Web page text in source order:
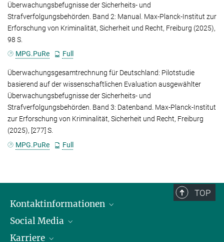
Überwachungsbefugnisse der Sicherheits- und
Strafverfolgungsbehörden. Band 2: Manual. Max-Planck-Institut zur
Erforschung von Kriminalität, Sicherheit und Recht, Freiburg (2025),
98 S.
MPG.PuRe
Full
Überwachungsgesamtrechnung für Deutschland: Pilotstudie
basierend auf der wissenschaftlichen Evaluation ausgewählter
Überwachungsbefugnisse der Sicherheits- und
Strafverfolgungsbehörden. Band 3: Datenband. Max-Planck-Institut
zur Erforschung von Kriminalität, Sicherheit und Recht, Freiburg
(2025), [277] S.
MPG.PuRe
Full
TOP
Kontaktinformationen
Öffnungszeiten & Anfahrt
Ansprechpersonen
Social Media
LinkedIn
Karriere